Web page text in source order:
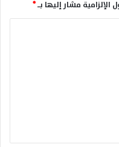
الإلزامية مشار إليها بـ*